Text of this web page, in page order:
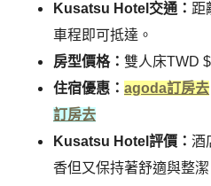
Kusatsu Hotel交通： 距
車程即可抵達。
房型價格： 雙人床TWD
住宿優惠： agoda訂房去
訂房去
Kusatsu Hotel評價： 酒
香但又保持著舒適與整